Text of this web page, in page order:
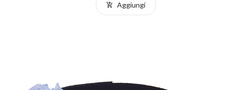
Aggiungi